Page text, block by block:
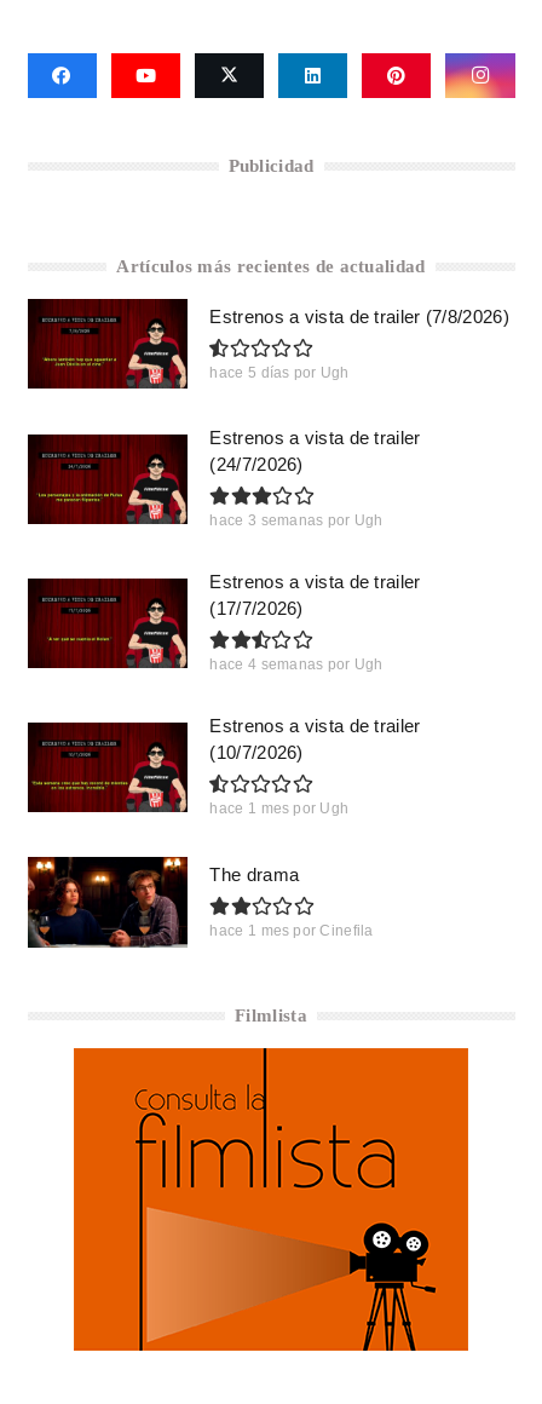
Publicidad
Artículos más recientes de actualidad
Estrenos a vista de trailer (7/8/2026)
hace 5 días por Ugh
Estrenos a vista de trailer
(24/7/2026)
hace 3 semanas por Ugh
Estrenos a vista de trailer
(17/7/2026)
hace 4 semanas por Ugh
Estrenos a vista de trailer
(10/7/2026)
hace 1 mes por Ugh
The drama
hace 1 mes por Cinefila
Filmlista